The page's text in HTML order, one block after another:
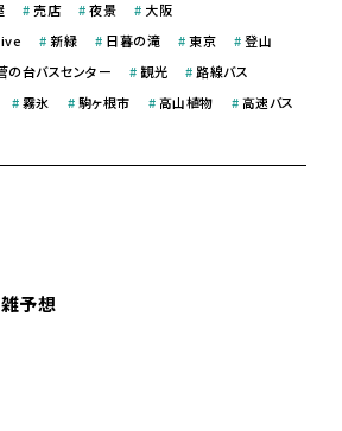
#売店 #夜景 # 大阪
# 新緑 # 日暮の滝 #東京 #登山
の台バスセンター # 観光 # 路線バス
#霧氷 #駒ヶ根市 #高山植物 #高速バス
予想